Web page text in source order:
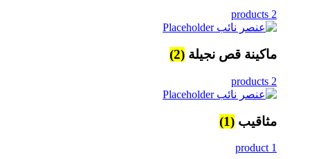
2 products
ماكينة قص نجيلة (2)
2 products
مثاقيب (1)
1 product